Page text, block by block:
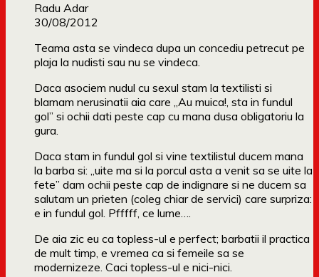
Radu Adar
30/08/2012
Teama asta se vindeca dupa un concediu petrecut pe
plaja la nudisti sau nu se vindeca.
Daca asociem nudul cu sexul stam la textilisti si
blamam nerusinatii aia care „Au muica!, sta in fundul
gol” si ochii dati peste cap cu mana dusa obligatoriu la
gura.
Daca stam in fundul gol si vine textilistul ducem mana
la barba si: „uite ma si la porcul asta a venit sa se uite la
fete” dam ochii peste cap de indignare si ne ducem sa
salutam un prieten (coleg chiar de servici) care surpriza:
e in fundul gol. Pfffff, ce lume….
De aia zic eu ca topless-ul e perfect; barbatii il practica
de mult timp, e vremea ca si femeile sa se
modernizeze. Caci topless-ul e nici-nici.